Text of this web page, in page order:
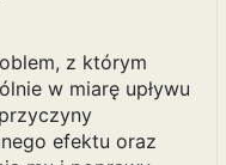
z którym
w miarę upływu
efektu oraz